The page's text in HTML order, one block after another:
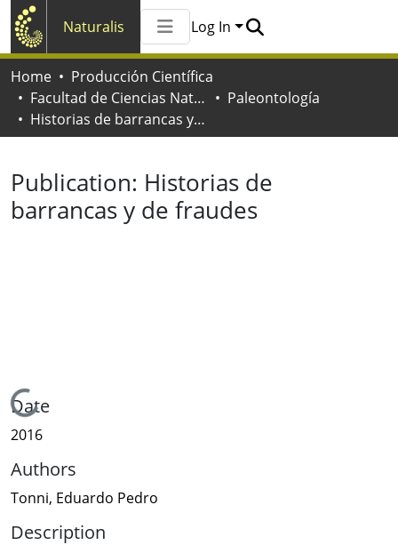
Naturalis
All of Naturalis
Log In
Home
Producción Científica
Facultad de Ciencias Naturales y Museo
Paleontología
Historias de barrancas y de fraudes
Publication: Historias de
barrancas y de fraudes
Loading...
Date
2016
Authors
Tonni, Eduardo Pedro
Description